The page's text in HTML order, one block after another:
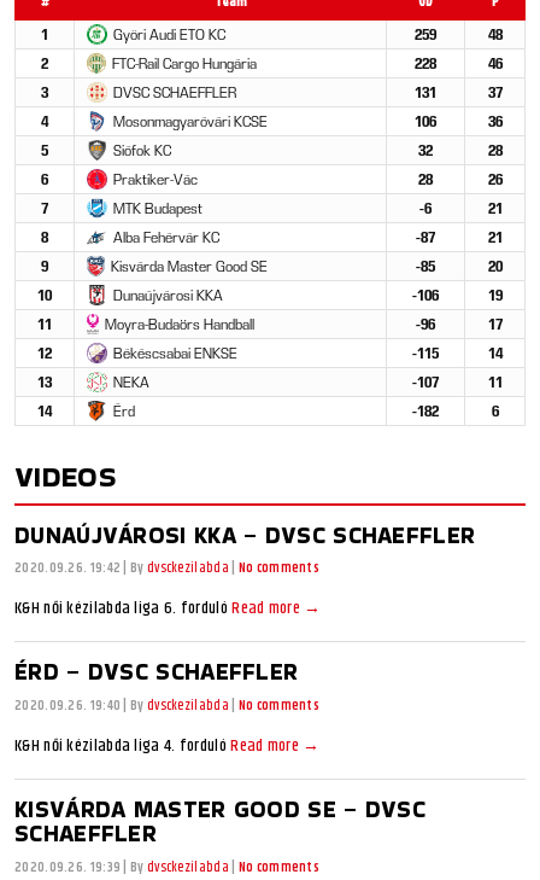
1 Győri Audi ETO KC 259
48
2
FTC-Rail Cargo Hungária 228
46
3
DVSC SCHAEFFLER 131
37
4
Mosonmagyaróvári KCSE 106
36
5
Siófok KC 32
28
6
Praktiker-Vác 28
26
7
MTK Budapest -6
21
8
Alba Fehérvár KC -87
21
9
Kisvárda Master Good SE -85
20
10
Dunaújvárosi KKA -106
19
11
Moyra-Budaörs Handball -96
17
12
Békéscsabai ENKSE -115
14
13
NEKA -107
11
14
Érd -182 6
VIDEOS
DUNAÚJVÁROSI KKA – DVSC SCHAEFFLER
2020.09.26. 19:42 Bydvsckezilabda No comments
K&H női kézilabda liga 6. fordulóRead more →
ÉRD – DVSC SCHAEFFLER
2020.09.26. 19:40 Bydvsckezilabda No comments
K&H női kézilabda liga 4. fordulóRead more →
KISVÁRDA MASTER GOOD SE – DVSC
SCHAEFFLER
2020.09.26. 19:39 Bydvsckezilabda No comments